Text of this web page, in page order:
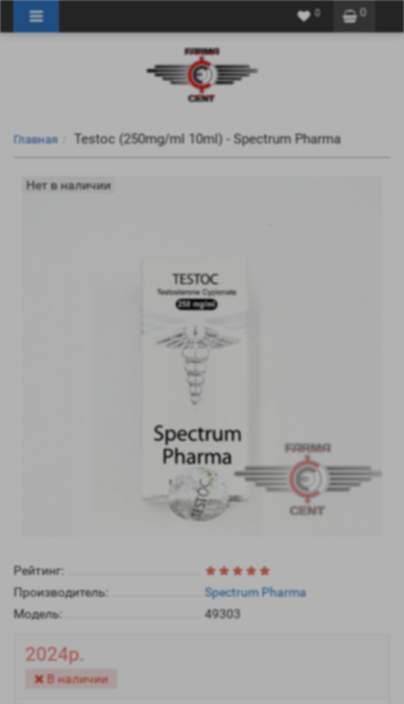
0
0
Главная Testoc (250mg/ml 10ml) - Spectrum Pharma
Нет в наличии
Рейтинг:
Производитель:
Spectrum Pharma
Модель:
49303
2024р.
В наличии